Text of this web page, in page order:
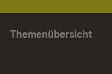
Themenübersicht